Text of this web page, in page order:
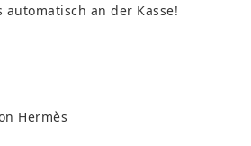
an der Kasse!
Hermès